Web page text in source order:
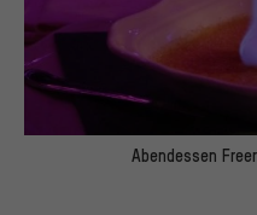
Abendessen